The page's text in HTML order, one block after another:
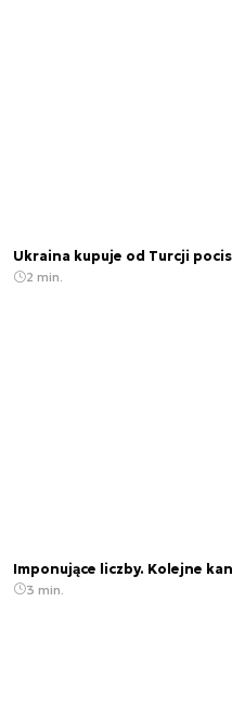
Ukraina kupuje od Turcji
2 min.
Imponujące liczby. Kolejne
3 min.